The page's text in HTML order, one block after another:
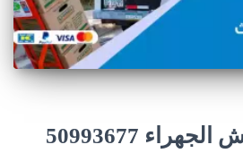
شركات نقل عفش الجهراء 50993677